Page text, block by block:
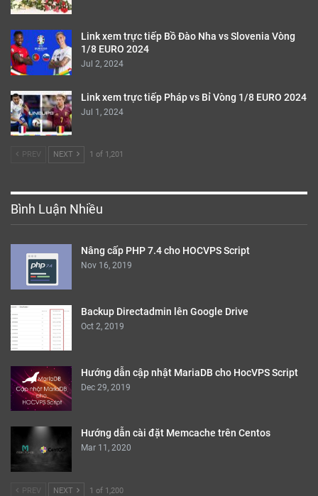
Link xem trực tiếp Bồ Đào Nha vs Slovenia Vòng
1/8 EURO 2024
Jul 2, 2024
Link xem trực tiếp Pháp vs Bỉ Vòng 1/8 EURO 2024
Jul 1, 2024
PREV NEXT 1 of 1,201
Bình Luận Nhiều
Nâng cấp PHP 7.4 cho HOCVPS Script
Nov 16, 2019
Backup Directadmin lên Google Drive
Oct 2, 2019
Hướng dẫn cập nhật MariaDB cho HocVPS Script
Dec 29, 2019
Hướng dẫn cài đặt Memcache trên Centos
Mar 11, 2020
PREV NEXT 1 of 1,200